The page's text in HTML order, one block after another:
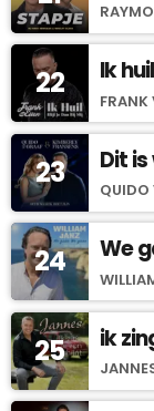
22 Ik
FRANK
23 Dit
QUIDO
24 We
25 ik